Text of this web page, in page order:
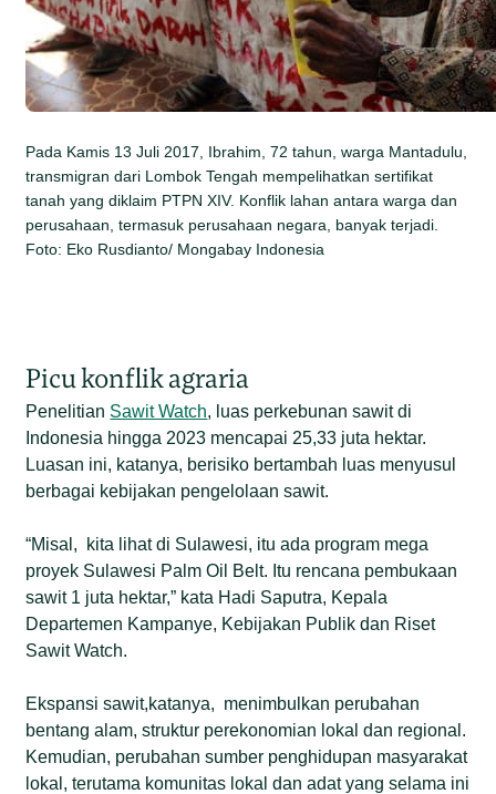
Pada Kamis 13 Juli 2017, Ibrahim, 72 tahun, warga Mantadulu,
transmigran dari Lombok Tengah mempelihatkan sertifikat
tanah yang diklaim PTPN XIV. Konflik lahan antara warga dan
perusahaan, termasuk perusahaan negara, banyak terjadi.
Foto: Eko Rusdianto/ Mongabay Indonesia
Picu konflik agraria
Penelitian Sawit Watch, luas perkebunan sawit di
Indonesia hingga 2023 mencapai 25,33 juta hektar.
Luasan ini, katanya, berisiko bertambah luas menyusul
berbagai kebijakan pengelolaan sawit.
“Misal, kita lihat di Sulawesi, itu ada program mega
proyek Sulawesi Palm Oil Belt. Itu rencana pembukaan
sawit 1 juta hektar,” kata Hadi Saputra, Kepala
Departemen Kampanye, Kebijakan Publik dan Riset
Sawit Watch.
Ekspansi sawit,katanya, menimbulkan perubahan
bentang alam, struktur perekonomian lokal dan regional.
Kemudian, perubahan sumber penghidupan masyarakat
lokal, terutama komunitas lokal dan adat yang selama ini